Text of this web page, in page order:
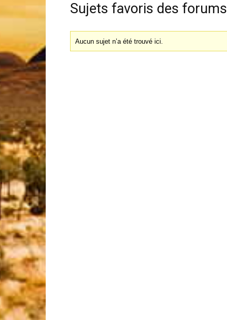
Sujets favoris des forums
Aucun sujet n’a été trouvé ici.